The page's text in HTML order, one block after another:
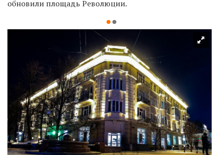
обновили площадь Революции.